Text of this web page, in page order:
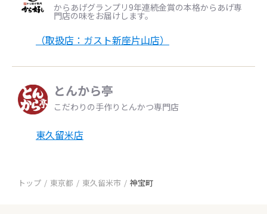
からあげグランプリ9年連続金賞の本格からあげ専
門店の味をお届けします。
（取扱店：ガスト新座片山店）
とんから亭
こだわりの手作りとんかつ専門店
東久留米店
トップ 東京都 東久留米市 神宝町